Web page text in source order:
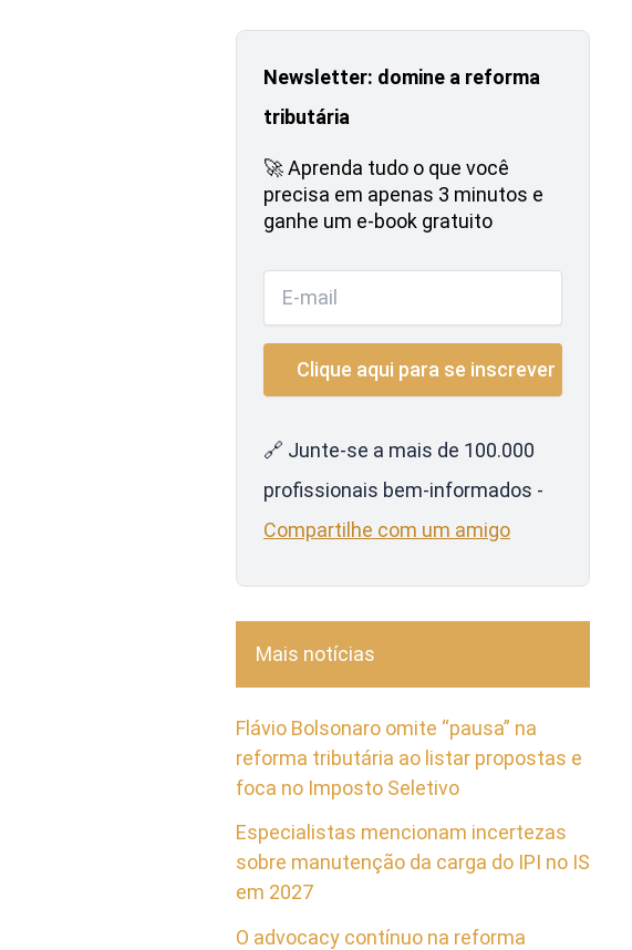
Newsletter: domine a reforma
tributária
🚀 Aprenda tudo o que você
precisa em apenas 3 minutos e
ganhe um e-book gratuito
🔗 Junte-se a mais de 100.000
profissionais bem-informados -
Compartilhe com um amigo
Mais notícias
Flávio Bolsonaro omite “pausa” na
reforma tributária ao listar propostas e
foca no Imposto Seletivo
Especialistas mencionam incertezas
sobre manutenção da carga do IPI no IS
em 2027
O advocacy contínuo na reforma